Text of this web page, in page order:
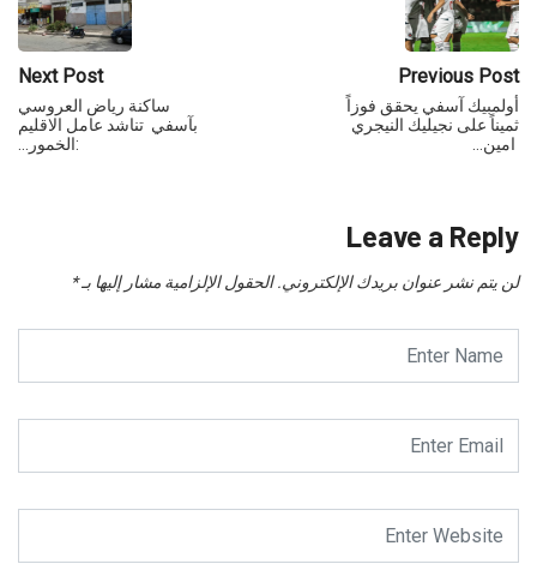
Previous Post
أولمبيك آسفي يحقق فوزاً
ثميناً على نجيليك النيجري
امين…
Next Post
ساكنة رياض العروسي
بآسفي تناشد عامل الاقليم
:الخمور…
Leave a Reply
لن يتم نشر عنوان بريدك الإلكتروني. الحقول الإلزامية مشار إليها بـ*